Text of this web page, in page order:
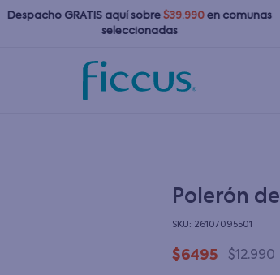
Despacho GRATIS aquísobre $39.990en comunas
seleccionadas
Polerón
: 26107095501
$6495 $12.990